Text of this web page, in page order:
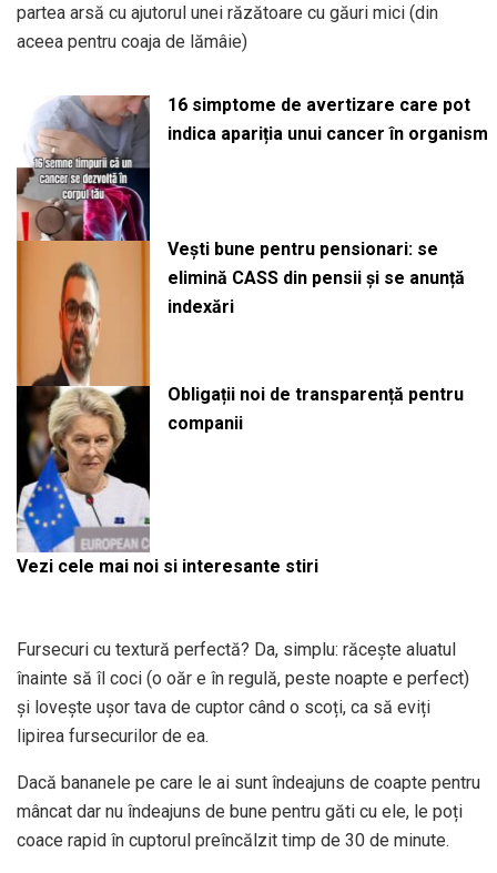
partea arsă cu ajutorul unei răzătoare cu găuri mici (din
aceea pentru coaja de lămâie)
16 simptome de avertizare care pot
indica apariția unui cancer în organism
Vești bune pentru pensionari: se
elimină CASS din pensii și se anunță
indexări
Obligații noi de transparență pentru
companii
Vezi cele mai noi si interesante stiri
Fursecuri cu textură perfectă? Da, simplu: răcește aluatul
înainte să îl coci (o oăr e în regulă, peste noapte e perfect)
și lovește ușor tava de cuptor când o scoți, ca să eviți
lipirea fursecurilor de ea.
Dacă bananele pe care le ai sunt îndeajuns de coapte pentru
mâncat dar nu îndeajuns de bune pentru găti cu ele, le poți
coace rapid în cuptorul preîncălzit timp de 30 de minute.